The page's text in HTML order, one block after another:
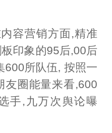
容营销方面,精准
印象的95后,00后
600所队伍, 按照一
友圈能量来看,600
手,九万次舆论曝